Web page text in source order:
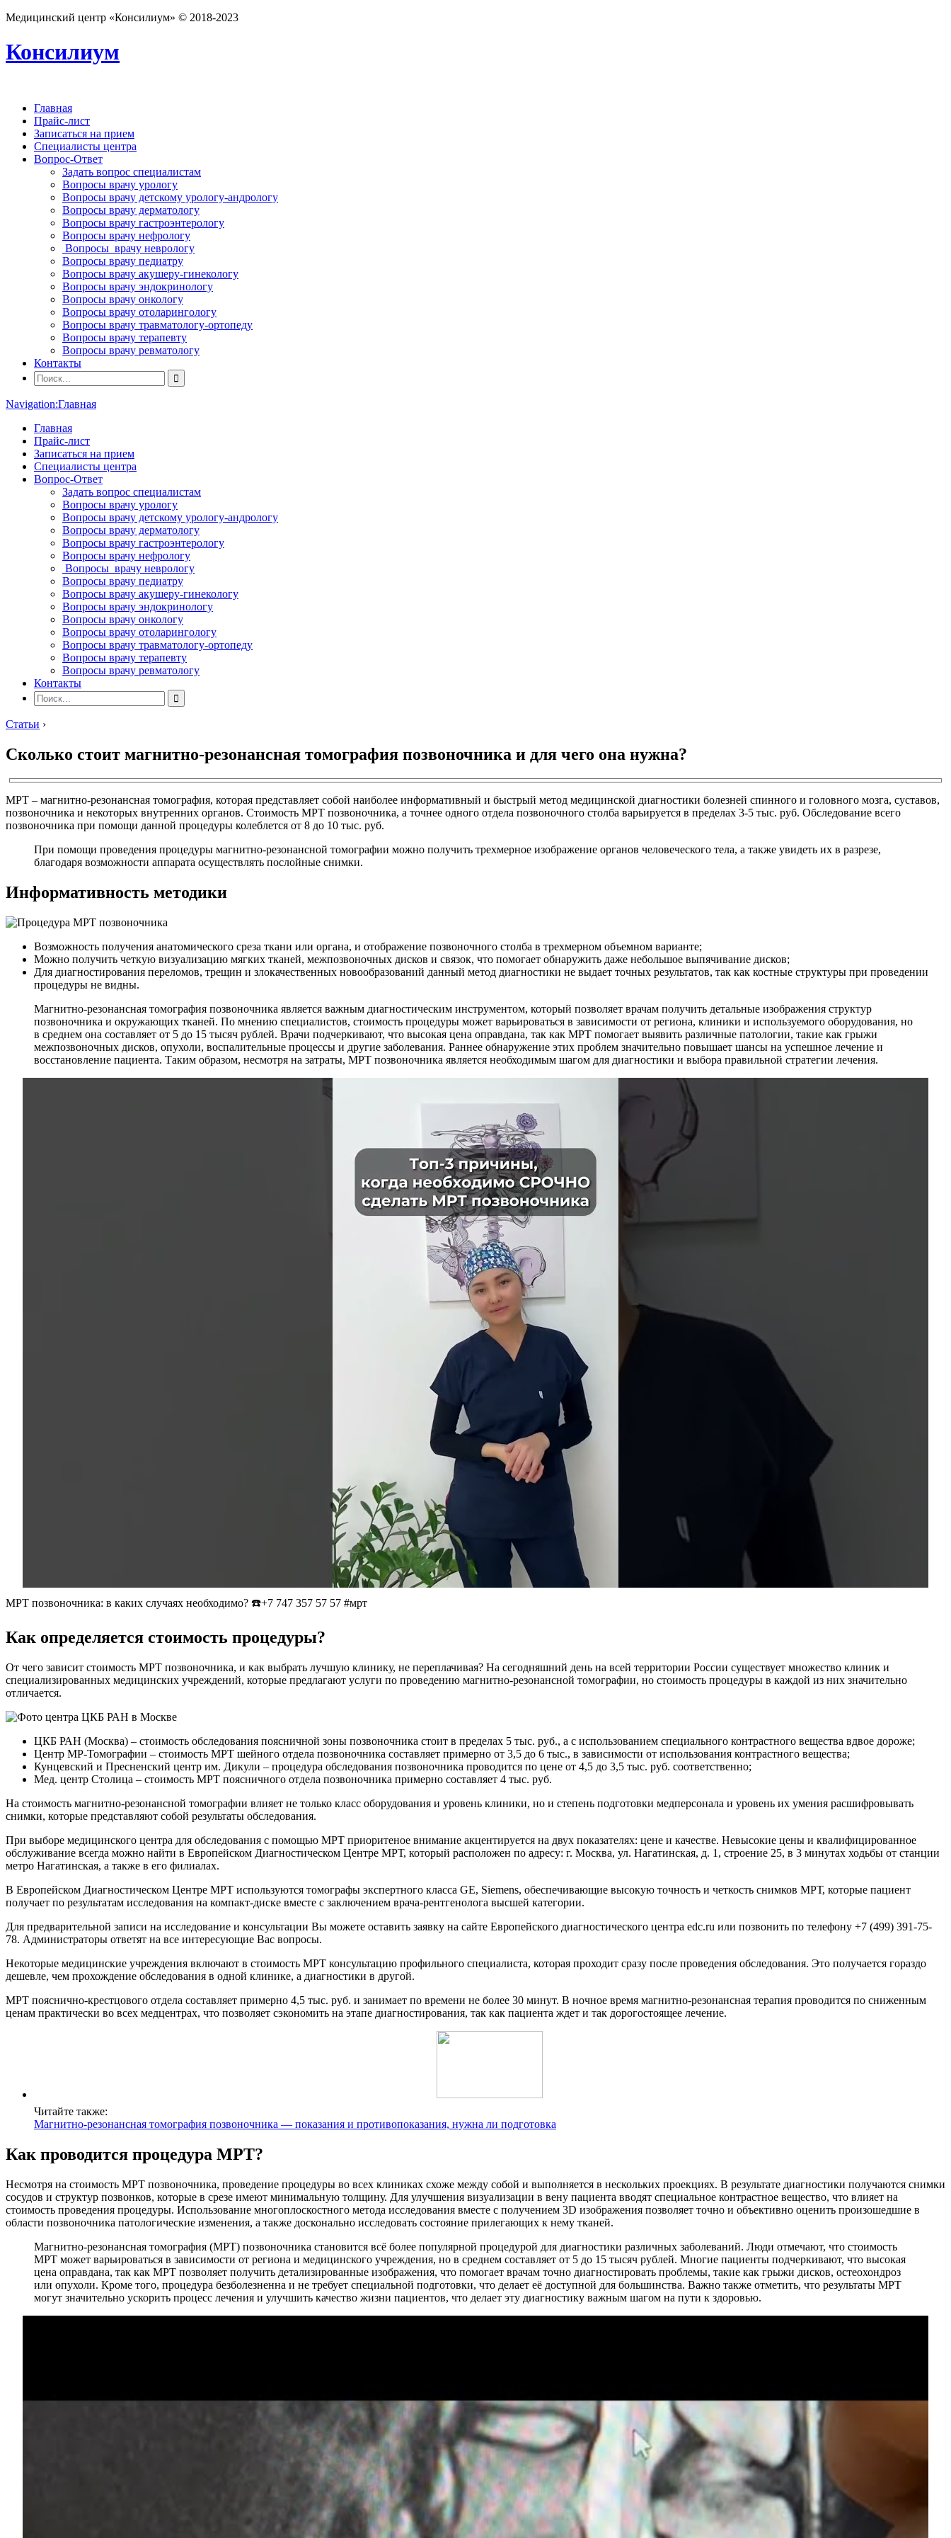
Медицинский центр «Консилиум» © 2018-2023
Консилиум
Главная
Прайс-лист
Записаться на прием
Специалисты центра
Вопрос-Ответ
Задать вопрос специалистам
Вопросы врачу урологу
Вопросы врачу детскому урологу-андрологу
Вопросы врачу дерматологу
Вопросы врачу гастроэнтерологу
Вопросы врачу нефрологу
Вопросы врачу неврологу
Вопросы врачу педиатру
Вопросы врачу акушеру-гинекологу
Вопросы врачу эндокринологу
Вопросы врачу онкологу
Вопросы врачу отоларингологу
Вопросы врачу травматологу-ортопеду
Вопросы врачу терапевту
Вопросы врачу ревматологу
Контакты
Navigation:Главная
Главная
Прайс-лист
Записаться на прием
Специалисты центра
Вопрос-Ответ
Задать вопрос специалистам
Вопросы врачу урологу
Вопросы врачу детскому урологу-андрологу
Вопросы врачу дерматологу
Вопросы врачу гастроэнтерологу
Вопросы врачу нефрологу
Вопросы врачу неврологу
Вопросы врачу педиатру
Вопросы врачу акушеру-гинекологу
Вопросы врачу эндокринологу
Вопросы врачу онкологу
Вопросы врачу отоларингологу
Вопросы врачу травматологу-ортопеду
Вопросы врачу терапевту
Вопросы врачу ревматологу
Контакты
Статьи ›
Сколько стоит магнитно-резонансная томография позвоночника и для чего она нужна?
МРТ – магнитно-резонансная томография, которая представляет собой наиболее информативный и быстрый метод медицинской диагностики болезней спинного и головного мозга, суставов,
позвоночника и некоторых внутренних органов. Стоимость МРТ позвоночника, а точнее одного отдела позвоночного столба варьируется в пределах 3-5 тыс. руб. Обследование всего
позвоночника при помощи данной процедуры колеблется от 8 до 10 тыс. руб.
При помощи проведения процедуры магнитно-резонансной томографии можно получить трехмерное изображение органов человеческого тела, а также увидеть их в разрезе,
благодаря возможности аппарата осуществлять послойные снимки.
Информативность методики
Возможность получения анатомического среза ткани или органа, и отображение позвоночного столба в трехмерном объемном варианте;
Можно получить четкую визуализацию мягких тканей, межпозвоночных дисков и связок, что помогает обнаружить даже небольшое выпячивание дисков;
Для диагностирования переломов, трещин и злокачественных новообразований данный метод диагностики не выдает точных результатов, так как костные структуры при проведении
процедуры не видны.
Магнитно-резонансная томография позвоночника является важным диагностическим инструментом, который позволяет врачам получить детальные изображения структур
позвоночника и окружающих тканей. По мнению специалистов, стоимость процедуры может варьироваться в зависимости от региона, клиники и используемого оборудования, но
в среднем она составляет от 5 до 15 тысяч рублей. Врачи подчеркивают, что высокая цена оправдана, так как МРТ помогает выявить различные патологии, такие как грыжи
межпозвоночных дисков, опухоли, воспалительные процессы и другие заболевания. Раннее обнаружение этих проблем значительно повышает шансы на успешное лечение и
восстановление пациента. Таким образом, несмотря на затраты, МРТ позвоночника является необходимым шагом для диагностики и выбора правильной стратегии лечения.
МРТ позвоночника: в каких случаях необходимо? ☎️+7 747 357 57 57 #мрт
Как определяется стоимость процедуры?
От чего зависит стоимость МРТ позвоночника, и как выбрать лучшую клинику, не переплачивая? На сегодняшний день на всей территории России существует множество клиник и
специализированных медицинских учреждений, которые предлагают услуги по проведению магнитно-резонансной томографии, но стоимость процедуры в каждой из них значительно
отличается.
ЦКБ РАН (Москва) – стоимость обследования поясничной зоны позвоночника стоит в пределах 5 тыс. руб., а с использованием специального контрастного вещества вдвое дороже;
Центр МР-Томографии – стоимость МРТ шейного отдела позвоночника составляет примерно от 3,5 до 6 тыс., в зависимости от использования контрастного вещества;
Кунцевский и Пресненский центр им. Дикули – процедура обследования позвоночника проводится по цене от 4,5 до 3,5 тыс. руб. соответственно;
Мед. центр Столица – стоимость МРТ поясничного отдела позвоночника примерно составляет 4 тыс. руб.
На стоимость магнитно-резонансной томографии влияет не только класс оборудования и уровень клиники, но и степень подготовки медперсонала и уровень их умения расшифровывать
снимки, которые представляют собой результаты обследования.
При выборе медицинского центра для обследования с помощью МРТ приоритеное внимание акцентируется на двух показателях: цене и качестве. Невысокие цены и квалифицированное
обслуживание всегда можно найти в Европейском Диагностическом Центре МРТ, который расположен по адресу: г. Москва, ул. Нагатинская, д. 1, строение 25, в 3 минутах ходьбы от станции
метро Нагатинская, а также в его филиалах.
В Европейском Диагностическом Центре МРТ используются томографы экспертного класса GE, Siemens, обеспечивающие высокую точность и четкость снимков МРТ, которые пациент
получает по результатам исследования на компакт-диске вместе с заключением врача-рентгенолога высшей категории.
Для предварительной записи на исследование и консультации Вы можете оставить заявку на сайте Европейского диагностического центра edc.ru или позвонить по телефону +7 (499) 391-75-
78. Администраторы ответят на все интересующие Вас вопросы.
Некоторые медицинские учреждения включают в стоимость МРТ консультацию профильного специалиста, которая проходит сразу после проведения обследования. Это получается гораздо
дешевле, чем прохождение обследования в одной клинике, а диагностики в другой.
МРТ пояснично-крестцового отдела составляет примерно 4,5 тыс. руб. и занимает по времени не более 30 минут. В ночное время магнитно-резонансная терапия проводится по сниженным
ценам практически во всех медцентрах, что позволяет сэкономить на этапе диагностирования, так как пациента ждет и так дорогостоящее лечение.
Читайте также:
Магнитно-резонансная томография позвоночника — показания и противопоказания, нужна ли подготовка
Как проводится процедура МРТ?
Несмотря на стоимость МРТ позвоночника, проведение процедуры во всех клиниках схоже между собой и выполняется в нескольких проекциях. В результате диагностики получаются снимки
сосудов и структур позвонков, которые в срезе имеют минимальную толщину. Для улучшения визуализации в вену пациента вводят специальное контрастное вещество, что влияет на
стоимость проведения процедуры. Использование многоплоскостного метода исследования вместе с получением 3D изображения позволяет точно и объективно оценить произошедшие в
области позвоночника патологические изменения, а также досконально исследовать состояние прилегающих к нему тканей.
Магнитно-резонансная томография (МРТ) позвоночника становится всё более популярной процедурой для диагностики различных заболеваний. Люди отмечают, что стоимость
МРТ может варьироваться в зависимости от региона и медицинского учреждения, но в среднем составляет от 5 до 15 тысяч рублей. Многие пациенты подчеркивают, что высокая
цена оправдана, так как МРТ позволяет получить детализированные изображения, что помогает врачам точно диагностировать проблемы, такие как грыжи дисков, остеохондроз
или опухоли. Кроме того, процедура безболезненна и не требует специальной подготовки, что делает её доступной для большинства. Важно также отметить, что результаты МРТ
могут значительно ускорить процесс лечения и улучшить качество жизни пациентов, что делает эту диагностику важным шагом на пути к здоровью.